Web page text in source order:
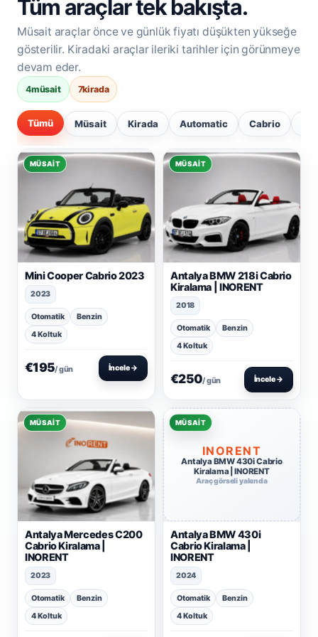
Tüm araçlar tek bakışta.
Müsait araçlar önce ve günlük fiyatı düşükten yükseğe
gösterilir. Kiradaki araçlar ileriki tarihler için görünmeye
devam eder.
4müsait 7kirada
Tümü Müsait Kirada Automatic Cabrio
MÜSAIT
Mini Cooper Cabrio 2023
2023
Otomatik
Benzin
4 Koltuk
€195/ gün İncele →
MÜSAIT
Antalya BMW 218i Cabrio
Kiralama | INORENT
2018
Otomatik
Benzin
4 Koltuk
€250/ gün İncele →
MÜSAIT
Antalya Mercedes C200
Cabrio Kiralama |
INORENT
2023
Otomatik
Benzin
4 Koltuk
INORENT
Antalya BMW 430i Cabrio
Kiralama | INORENT
Araç görseli yakında
MÜSAIT
Antalya BMW 430i
Cabrio Kiralama |
INORENT
2024
Otomatik
Benzin
4 Koltuk